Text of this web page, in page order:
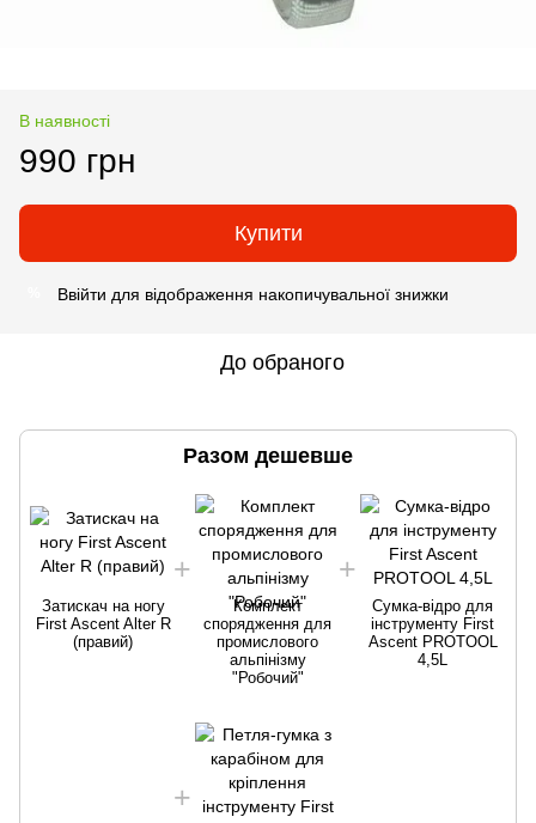
В наявності
990 грн
Купити
Ввійти для відображення накопичувальної знижки
До обраного
Разом дешевше
Затискач на ногу
First Ascent Alter R
(правий)
Комплект
спорядження для
промислового
альпінізму
"Робочий"
Cумка-відро для
інструменту First
Ascent PROTOOL
4,5L